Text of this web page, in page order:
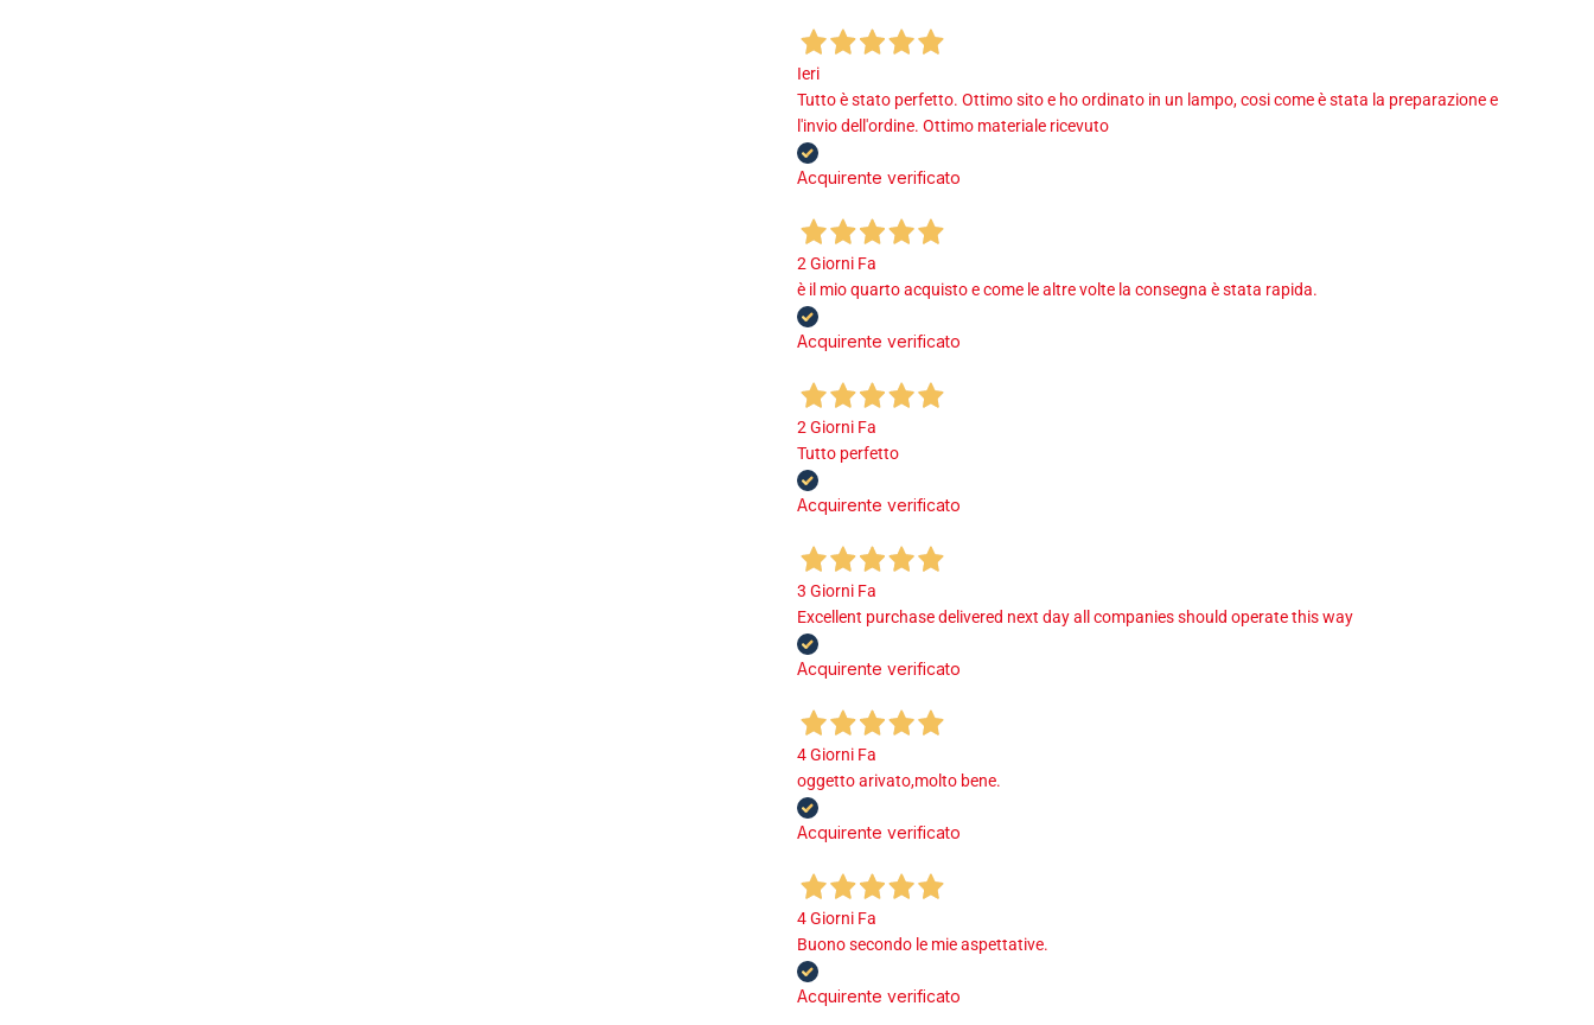
Ieri
Tutto è stato perfetto. Ottimo sito e ho ordinato in un lampo, cosi come è stata la preparazione e
l'invio dell'ordine. Ottimo materiale ricevuto
Acquirente verificato
2 Giorni Fa
è il mio quarto acquisto e come le altre volte la consegna è stata rapida.
Acquirente verificato
2 Giorni Fa
Tutto perfetto
Acquirente verificato
3 Giorni Fa
Excellent purchase delivered next day all companies should operate this way
Acquirente verificato
4 Giorni Fa
oggetto arivato,molto bene.
Acquirente verificato
4 Giorni Fa
Buono secondo le mie aspettative.
Acquirente verificato